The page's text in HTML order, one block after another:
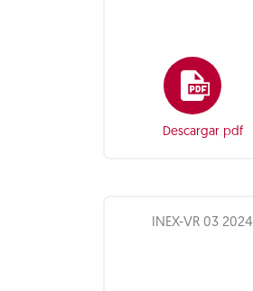
Descargar pdf
INEX-VR 03 2024